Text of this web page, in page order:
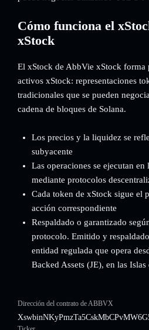
Cómo funciona el
xStock
El xStock de AbbVie xStock forma
activos xStock: representaciones
tradicionales que se pueden
cadena de bloques de Solana.
Los precios y la liquidez se
subyacente
Las operaciones se ejecutan en
mediante protocolos
Cada token de xStock sigue el
acción correspondiente
Respaldado o garantizado
protocolo. Emitido y
entidad regulada que opera
Backed Assets (JE), en las Islas
Dirección del contrato de ABBVX